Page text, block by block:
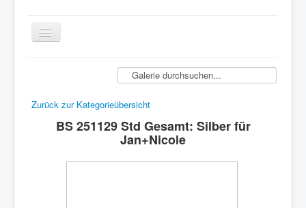
TCT Blau-Silber
Tanz-Anfänger / Einsteiger
Zurück zur Kategorieübersicht
BS 251129 Std Gesamt: Silber für
Jan+Nicole